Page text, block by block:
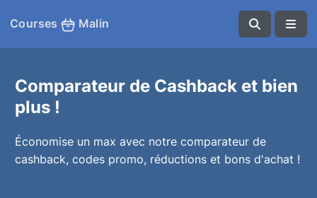
Courses Malin
Comparateur de Cashback et bien
plus !
Économise un max avec notre comparateur de
cashback, codes promo, réductions et bons d'achat !